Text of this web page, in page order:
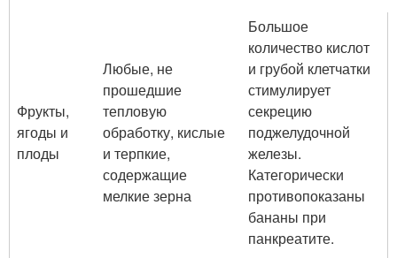
Фрукты,
ягоды и
плоды
Любые, не
прошедшие
тепловую
обработку, кислые
и терпкие,
содержащие
мелкие зерна
Большое
количество кислот
и грубой клетчатки
стимулирует
секрецию
поджелудочной
железы.
Категорически
противопоказаны
бананы при
панкреатите.